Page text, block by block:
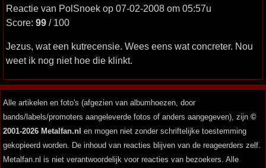
Reactie van PolSnoek op 07-02-2008 om 05:57u
Score: 99 / 100
Jezus, wat een kutrecensie. Wees eens wat concreter. Nou
weet ik nog niet hoe die klinkt.
Alle artikelen en foto's (afgezien van albumhoezen, door
bands/labels/promoters aangeleverde fotos of anders aangegeven), zijn ©
2001-2026 Metalfan.nl en mogen niet zonder schriftelijke toestemming
gekopieerd worden. De inhoud van reacties blijven van de reageerders zelf.
Metalfan.nl is niet verantwoordelijk voor reacties van bezoekers. Alle